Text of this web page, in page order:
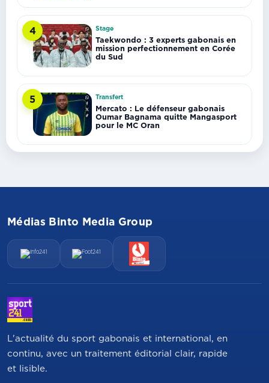
4 Stage
Taekwondo : 3 experts gabonais en
mission perfectionnement en Corée
du Sud
5 Transfert
Mercato : Le défenseur gabonais
Oumar Bagnama quitte Mangasport
pour le MC Oran
Médias Binto Media Group
L'actualité du sport gabonais et international, en
continu, avec un traitement éditorial clair, rapide
et lisible.